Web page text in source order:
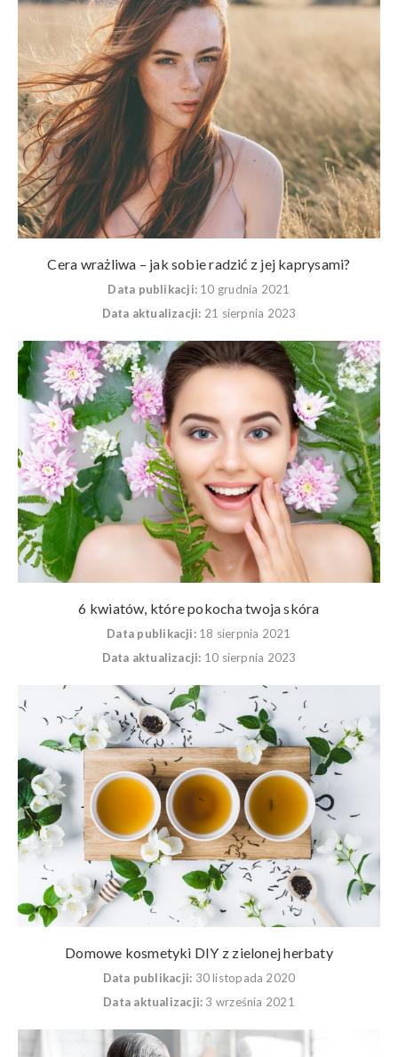
Cera wrażliwa – jak sobie radzić z jej kaprysami?
Data publikacji: 10 grudnia 2021
Data aktualizacji: 21 sierpnia 2023
6 kwiatów, które pokocha twoja skóra
Data publikacji: 18 sierpnia 2021
Data aktualizacji: 10 sierpnia 2023
Domowe kosmetyki DIY z zielonej herbaty
Data publikacji: 30 listopada 2020
Data aktualizacji: 3 września 2021